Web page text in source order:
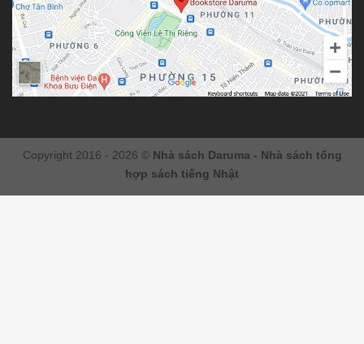
Copyright 2016 - 2026 © Nhà sách Daruma - Nhà sách tổng
hợp sách tiếng Nhật